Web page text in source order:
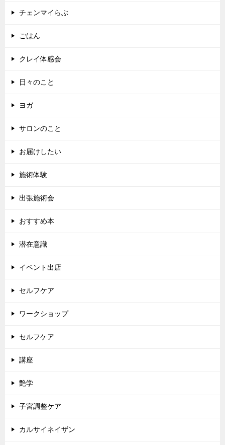
チェンマイらぶ
ごはん
クレイ体感会
日々のこと
ヨガ
サロンのこと
お届けしたい
施術体験
出張施術会
おすすめ本
潜在意識
イベント出店
セルフケア
ワークショップ
セルフケア
講座
艶学
子宮調整ケア
カルサイネイザン